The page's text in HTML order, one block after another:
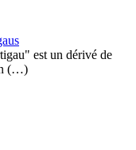
est un dérivé de
(…)